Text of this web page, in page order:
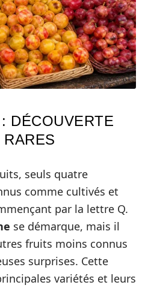
DÉCOUVERTE
seuls quatre
comme cultivés et
par la lettre Q.
se démarque, mais il
fruits moins connus
surprises. Cette
variétés et leurs